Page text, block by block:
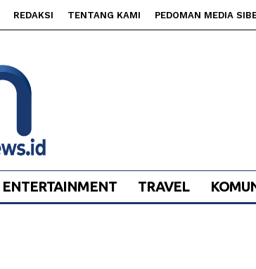
REDAKSI TENTANG KAMI PEDOMAN MEDIA
ENTERTAINMENT TRAVEL